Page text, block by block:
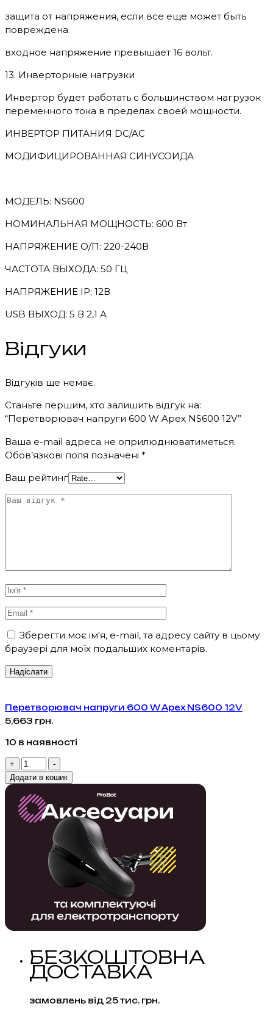
защита от напряжения, если все еще может быть
повреждена
входное напряжение превышает 16 вольт.
13. Инверторные нагрузки
Инвертор будет работать с большинством нагрузок
переменного тока в пределах своей мощности.
ИНВЕРТОР ПИТАНИЯ DC/AC
МОДИФИЦИРОВАННАЯ СИНУСОИДА
МОДЕЛЬ: NS600
НОМИНАЛЬНАЯ МОЩНОСТЬ: 600 Вт
НАПРЯЖЕНИЕ О/П: 220-240В
ЧАСТОТА ВЫХОДА: 50 ГЦ
НАПРЯЖЕНИЕ IP: 12В
USB ВЫХОД: 5 В 2,1 А
Відгуки
Відгуків ще немає.
Станьте першим, хто залишить відгук на:
“Перетворювач напруги 600 W Apex NS600 12V”
Ваша e-mail адреса не оприлюднюватиметься.
Обов’язкові поля позначені *
Ваш рейтинг
Зберегти моє ім'я, e-mail, та адресу сайту в цьому
браузері для моїх подальших коментарів.
Перетворювач напруги 600 W Apex NS600 12V
5,663 грн.
10 в наявності
+
Перетворювач
напруги
W
Apex
NS600
кількість
-
Додати в кошик
БЕЗКОШТОВНА
ДОСТАВКА
замовлень від 25 тис. грн.